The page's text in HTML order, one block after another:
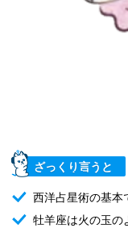
ざっくり言うと
西洋占星術の基本
牡羊座は火の玉の